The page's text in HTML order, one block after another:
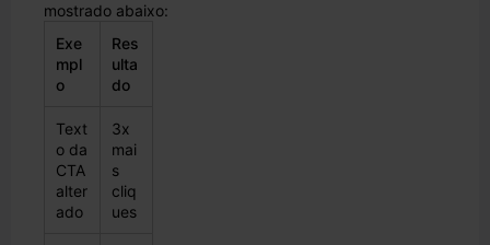
mostrado abaixo:
Exe
mpl
o
Res
ulta
do
Text
o da
CTA
alter
ado
3x
mai
s
cliq
ues